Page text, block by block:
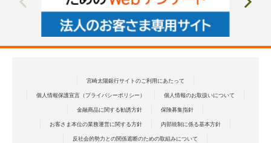
宮崎太陽銀行サイトのご利用にあたって
個人情報保護宣言（プライバシーポリシー） 個人情報のお取扱いについて
金融商品に関する勧誘方針 保険募集指針
お客さま本位の業務運営に関する方針 内部統制に係る基本方針
反社会的勢力との関係遮断のための取組みについて